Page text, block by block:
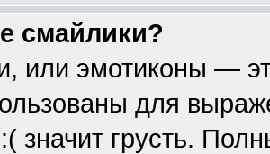
смайлики?
или эмотиконы —
для
значит грусть.